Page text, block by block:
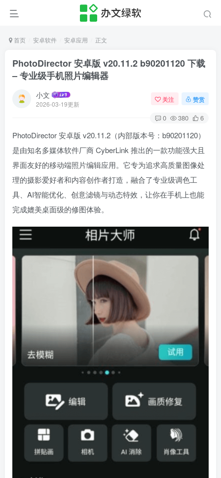
首页 安卓软件 安卓应用 正文
PhotoDirector 安卓版 v20.11.2 b90201120 下载
– 专业级手机照片编辑器
小文
2026-03-19更新
关注 赞赏
0 380 6
PhotoDirector 安卓版 v20.11.2（内部版本号：b90201120）
是由知名多媒体软件厂商 CyberLink 推出的一款功能强大且
界面友好的移动端照片编辑应用。它专为追求高质量图像处
理的摄影爱好者和内容创作者打造，融合了专业级调色工
具、AI智能优化、创意滤镜与动态特效，让你在手机上也能
完成媲美桌面级的修图体验。